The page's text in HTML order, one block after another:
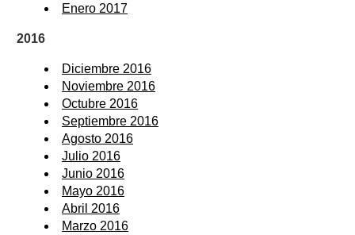
Enero 2017
2016
Diciembre 2016
Noviembre 2016
Octubre 2016
Septiembre 2016
Agosto 2016
Julio 2016
Junio 2016
Mayo 2016
Abril 2016
Marzo 2016